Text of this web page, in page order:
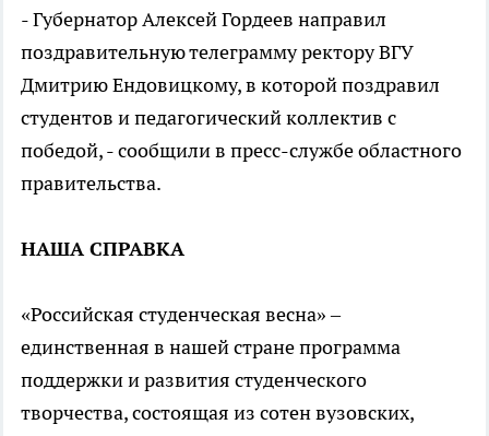
- Губернатор Алексей Гордеев направил
поздравительную телеграмму ректору ВГУ
Дмитрию Ендовицкому, в которой поздравил
студентов и педагогический коллектив с
победой, - сообщили в пресс-службе областного
правительства.
НАША СПРАВКА
«Российская студенческая весна» –
единственная в нашей стране программа
поддержки и развития студенческого
творчества, состоящая из сотен вузовских,